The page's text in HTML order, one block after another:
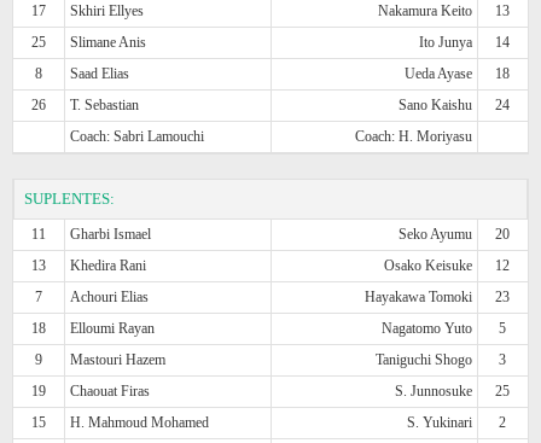
17
Skhiri Ellyes Nakamura Keito
13
25
Slimane Anis Ito Junya
14
8
Saad Elias Ueda Ayase
18
26
T. Sebastian Sano Kaishu
24
Coach: Sabri Lamouchi
Coach: H. Moriyasu
SUPLENTES:
11 Gharbi Ismael Seko Ayumu
20
13
Khedira Rani Osako Keisuke
12
7
Achouri Elias Hayakawa Tomoki
23
18
Elloumi Rayan Nagatomo Yuto
5
9
Mastouri Hazem Taniguchi Shogo
3
19
Chaouat Firas S. Junnosuke
25
15
H. Mahmoud Mohamed S. Yukinari
2